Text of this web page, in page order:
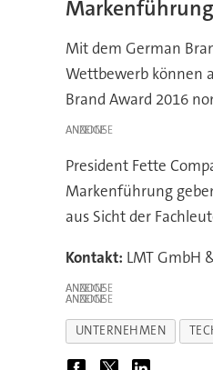
Mit dem German
Wettbewerb können
Brand Award 2016
ANZEIGE
President Fette
Markenführung
aus Sicht der
Kontakt: LMT GmbH
ANZEIGE
ANZEIGE
UNTERNEHMEN